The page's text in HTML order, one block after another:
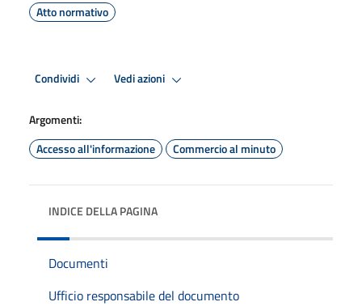
Atto normativo
Condividi Vedi azioni
Argomenti:
Accesso all'informazione
Commercio al minuto
INDICE DELLA PAGINA
Documenti
Ufficio responsabile del documento